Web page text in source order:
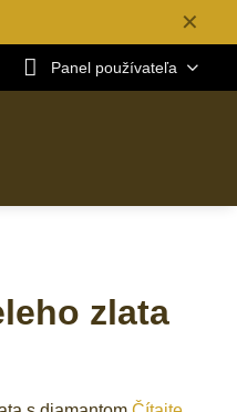
✕
Panel používateľa
zlata